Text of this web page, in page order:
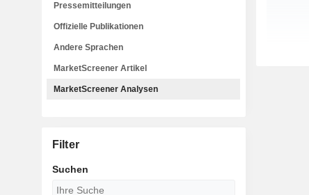
Pressemitteilungen
Offizielle Publikationen
Andere Sprachen
MarketScreener Artikel
MarketScreener Analysen
Filter
Suchen